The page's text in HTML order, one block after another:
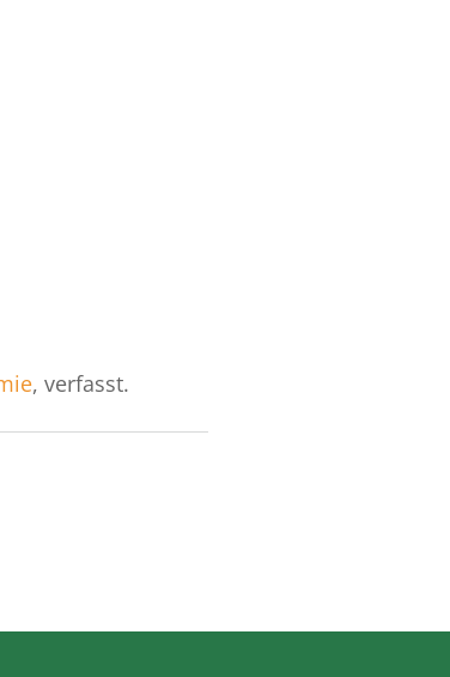
, verfasst.